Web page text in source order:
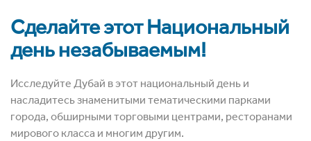
Сделайте этот Национальный
день незабываемым!
Исследуйте Дубай в этот национальный день и
насладитесь знаменитыми тематическими парками
города, обширными торговыми центрами, ресторанами
мирового класса и многим другим.